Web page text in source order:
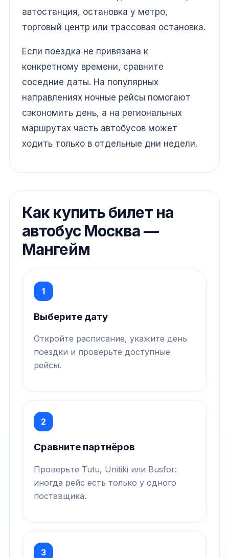
автостанция, остановка у метро,
торговый центр или трассовая остановка.
Если поездка не привязана к
конкретному времени, сравните
соседние даты. На популярных
направлениях ночные рейсы помогают
сэкономить день, а на региональных
маршрутах часть автобусов может
ходить только в отдельные дни недели.
Как купить билет на
автобус Москва —
Мангейм
1
Выберите дату
Откройте расписание, укажите день
поездки и проверьте доступные
рейсы.
2
Сравните партнёров
Проверьте Tutu, Unitiki или Busfor:
иногда рейс есть только у одного
поставщика.
3